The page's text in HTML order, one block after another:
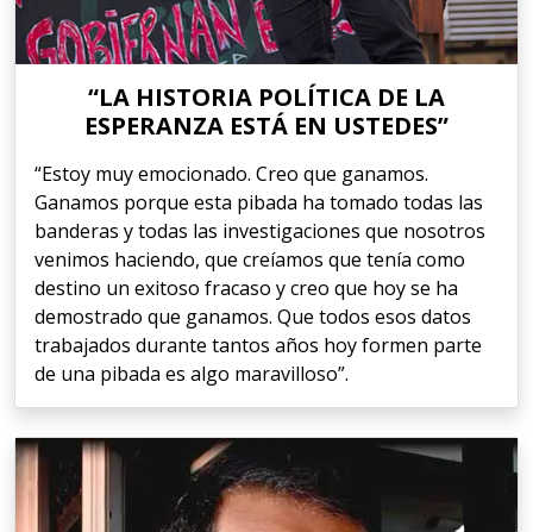
“LA HISTORIA POLÍTICA DE LA
ESPERANZA ESTÁ EN USTEDES”
“Estoy muy emocionado. Creo que ganamos.
Ganamos porque esta pibada ha tomado todas las
banderas y todas las investigaciones que nosotros
venimos haciendo, que creíamos que tenía como
destino un exitoso fracaso y creo que hoy se ha
demostrado que ganamos. Que todos esos datos
trabajados durante tantos años hoy formen parte
de una pibada es algo maravilloso”.